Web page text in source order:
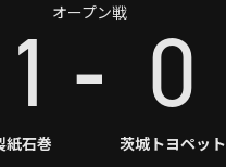
オープン戦
紙石巻
- 0
茨城トヨペット